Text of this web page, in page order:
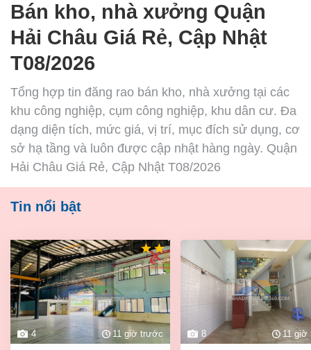
Bán kho, nhà xưởng Quận
Hải Châu Giá Rẻ, Cập Nhật
T08/2026
Tổng hợp tin đăng rao bán kho, nhà xưởng tại các
khu công nghiệp, cụm công nghiệp, khu dân cư. Đa
dạng diện tích, mức giá, vị trí, mục đích sử dụng, cơ
sở hạ tầng và luôn được cập nhật hàng ngày. Quận
Hải Châu Giá Rẻ, Cập Nhật T08/2026
Tin nổi bật
4 11 giờ trước 8 11